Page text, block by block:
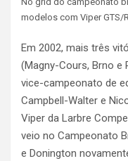
modelos com Viper GTS/
Em 2002, mais três
(Magny-Cours, Brno e
vice-campeonato de
Campbell-Walter e
Viper da Larbre
veio no Campeonato
e Donington